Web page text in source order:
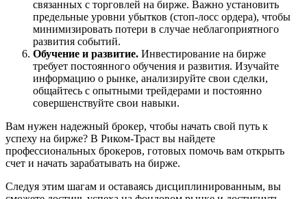
связанных с торговлей на бирже. Важно установить
предельные уровни убытков (стоп-лосс ордера), чтобы
минимизировать потери в случае неблагоприятного
развития событий.
Обучение и развитие. Инвестирование на бирже
требует постоянного обучения и развития. Изучайте
информацию о рынке, анализируйте свои сделки,
общайтесь с опытными трейдерами и постоянно
совершенствуйте свои навыки.
Вам нужен надежный брокер, чтобы начать свой путь к
успеху на бирже? В Риком-Траст вы найдете
профессиональных брокеров, готовых помочь вам открыть
счет и начать зарабатывать на бирже.
Следуя этим шагам и оставаясь дисциплинированным, вы